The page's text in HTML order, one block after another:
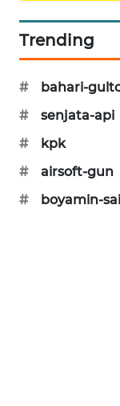
Trending
#
bahari-
#
senjata-api
#
kpk
#
airsoft-gun
#
boyamin-
JURNAL
MARITIM
HUMBANG
NEWS
GARONGGANG
NEWS
FISUELRI